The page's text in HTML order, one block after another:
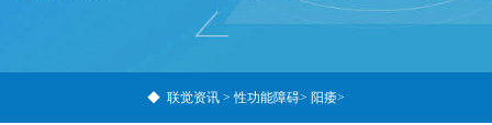
◆ 联觉资讯 >性功能障碍> 阳痿>